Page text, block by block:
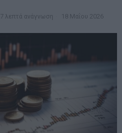
7 λεπτά ανάγνωση 18 Μαΐου 2026